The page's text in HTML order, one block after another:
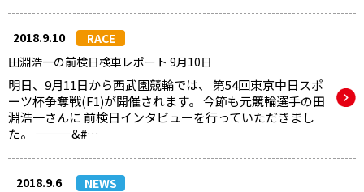
2018.9.10
RACE
田淵浩一の前検日検車レポート 9月10日
明日、9月11日から西武園競輪では、 第54回東京中日スポ
ーツ杯争奪戦(F1)が開催されます。 今節も元競輪選手の田
淵浩一さんに 前検日インタビューを行っていただきまし
た。 ———&#…
2018.9.6
NEWS